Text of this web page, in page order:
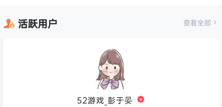
活跃用户 查看全部
52游戏_彭于晏